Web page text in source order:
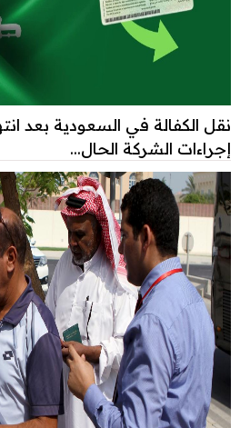
نقل الكفالة في السعودية بعد
إجراءات الشركة الحال...